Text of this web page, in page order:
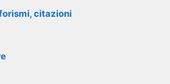
citazioni